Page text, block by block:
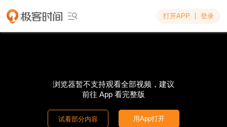
 打开APP 登录
浏览器暂不支持观看全部视频，建议
前往 App 看完整版
试看部分内容 用App打开